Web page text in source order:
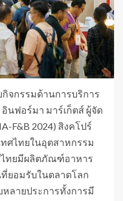
กิจกรรมด้านการบริการ
นฟอร์มา มาร์เก็ตส์ ผู้จัด
F&B 2024) สิงคโปร์
ศไทยในอุตสาหกรรม
ไทยมีผลิตภัณฑ์อาหาร
ยอมรับในตลาดโลก
หลายประการทั้งการมี